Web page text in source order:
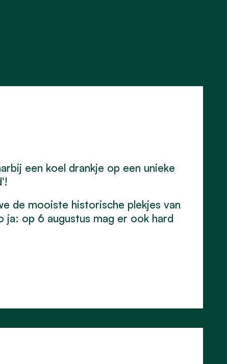
een koel drankje op een unieke
de mooiste historische plekjes van
op 6 augustus mag er ook hard